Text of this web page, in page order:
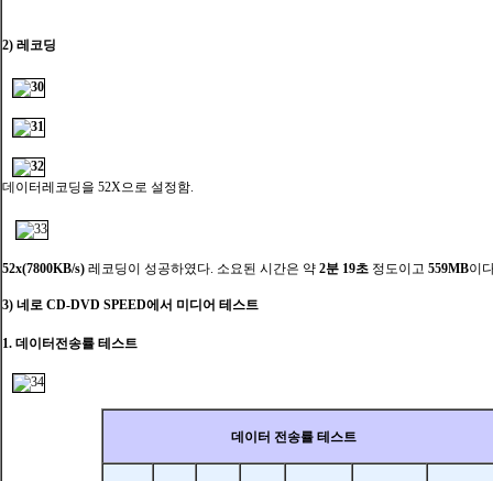
2) 레코딩
데이터레코딩을 52X으로 설정함.
52x(7800KB/s) 레코딩이 성공하였다. 소요된 시간은 약 2분 19초 정도이고 559MB이
3) 네로 CD-DVD SPEED에서 미디어 테스트
1. 데이터전송률 테스트
데이터 전송률 테스트